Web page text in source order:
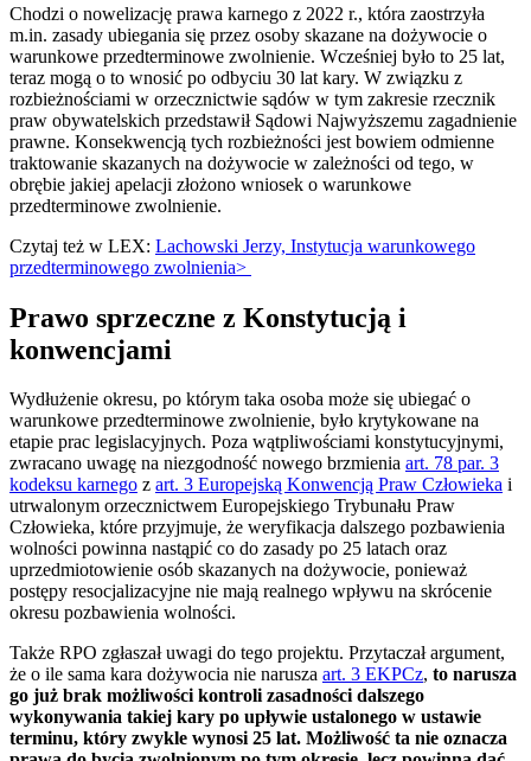
Chodzi o nowelizację prawa karnego z 2022 r., która zaostrzyła
m.in. zasady ubiegania się przez osoby skazane na dożywocie o
warunkowe przedterminowe zwolnienie. Wcześniej było to 25 lat,
teraz mogą o to wnosić po odbyciu 30 lat kary. W związku z
rozbieżnościami w orzecznictwie sądów w tym zakresie rzecznik
praw obywatelskich przedstawił Sądowi Najwyższemu zagadnienie
prawne. Konsekwencją tych rozbieżności jest bowiem odmienne
traktowanie skazanych na dożywocie w zależności od tego, w
obrębie jakiej apelacji złożono wniosek o warunkowe
przedterminowe zwolnienie.
Czytaj też w LEX: Lachowski Jerzy, Instytucja warunkowego
przedterminowego zwolnienia>
Prawo sprzeczne z Konstytucją i
konwencjami
Wydłużenie okresu, po którym taka osoba może się ubiegać o
warunkowe przedterminowe zwolnienie, było krytykowane na
etapie prac legislacyjnych. Poza wątpliwościami konstytucyjnymi,
zwracano uwagę na niezgodność nowego brzmienia art. 78 par. 3
kodeksu karnego z art. 3 Europejską Konwencją Praw Człowieka i
utrwalonym orzecznictwem Europejskiego Trybunału Praw
Człowieka, które przyjmuje, że weryfikacja dalszego pozbawienia
wolności powinna nastąpić co do zasady po 25 latach oraz
uprzedmiotowienie osób skazanych na dożywocie, ponieważ
postępy resocjalizacyjne nie mają realnego wpływu na skrócenie
okresu pozbawienia wolności.
Także RPO zgłaszał uwagi do tego projektu. Przytaczał argument,
że o ile sama kara dożywocia nie narusza art. 3 EKPCz, to narusza
go już brak możliwości kontroli zasadności dalszego
wykonywania takiej kary po upływie ustalonego w ustawie
terminu, który zwykle wynosi 25 lat. Możliwość ta nie oznacza